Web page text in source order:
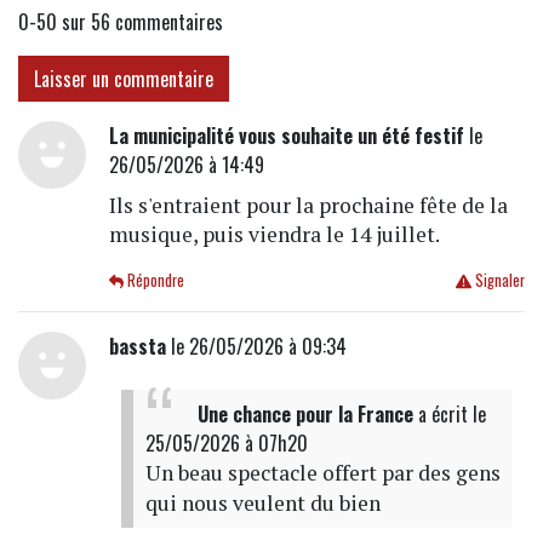
0-50 sur 56 commentaires
Laisser un commentaire
La municipalité vous souhaite un été festif le
26/05/2026 à 14:49
Ils s'entraient pour la prochaine fête de la
musique, puis viendra le 14 juillet.
Signaler
Répondre
basstale 26/05/2026 à 09:34
Une chance pour la Francea écrit le
25/05/2026 à 07h20
Un beau spectacle offert par des gens
qui nous veulent du bien